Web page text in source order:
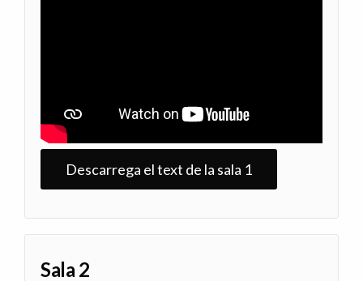
Descarrega el text de la sala 1
Sala 2